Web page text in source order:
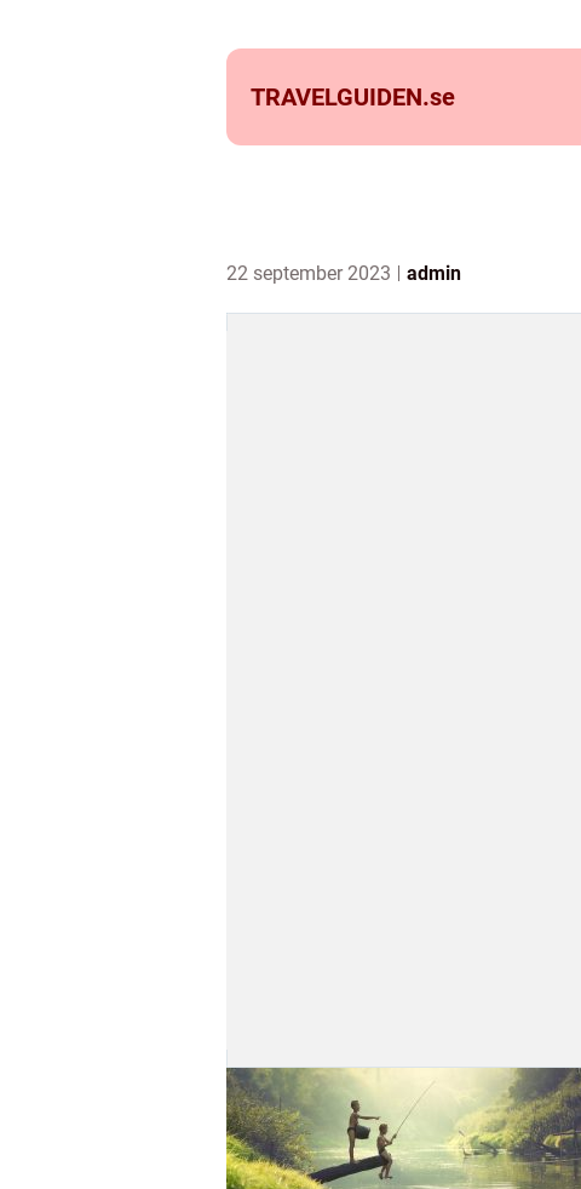
TRAVELGUIDEN.se
22 september 2023 admin